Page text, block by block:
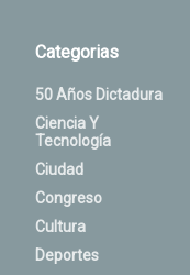
Categorias
50 Años Dictadura
Ciencia Y
Tecnología
Ciudad
Congreso
Cultura
Deportes